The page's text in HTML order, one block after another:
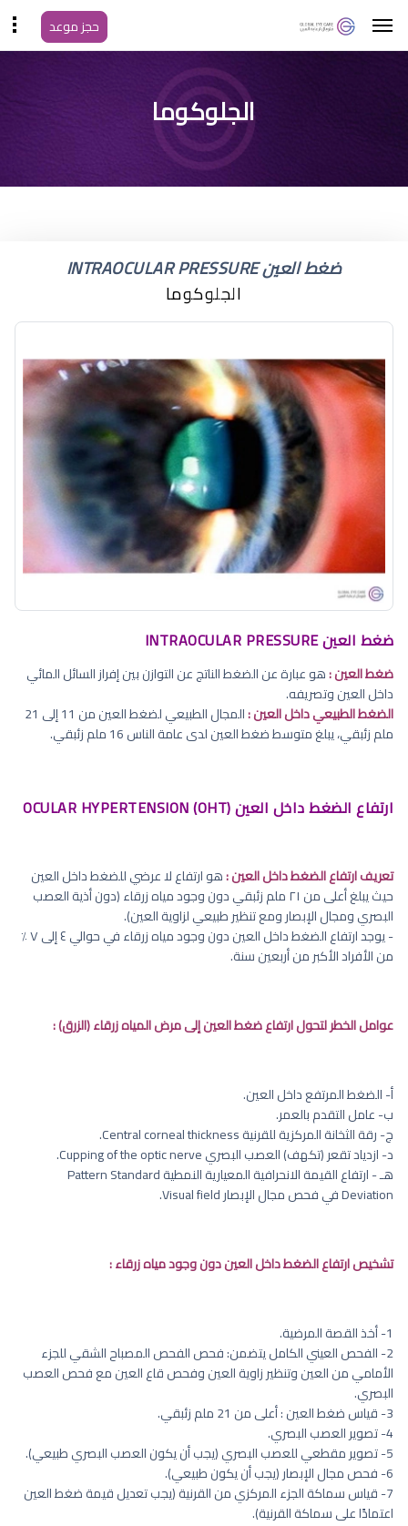
حجز موعد
الجلوكوما
ضغط العين INTRAOCULAR PRESSURE
الجلوكوما
ضغط العين INTRAOCULAR PRESSURE
ضغط العين :هو عبارة عن الضغط الناتج عن التوازن بين إفراز السائل المائي
داخل العين وتصريفه.
الضغط الطبيعي داخل العين :
المجال الطبيعي لضغط العين من 11 إلى 21
ملم زئبقي، يبلغ متوسط ضغط العين لدى عامة الناس 16 ملم زئبقي.
ارتفاع الضغط داخل العين OCULAR HYPERTENSION (OHT)
تعريف ارتفاع الضغط داخل العين :هو ارتفاع لا عرضي للضغط داخل العين
حيث يبلغ أعلى من ٢١ ملم زئبقي دون وجود مياه زرقاء (دون أذية العصب
البصري ومجال الإبصار ومع تنظير طبيعي لزاوية العين).
- يوجد ارتفاع الضغط داخل العين دون وجود مياه زرقاء في حوالي ٤ إلى ٧ ٪
من الأفراد الأكبر من أربعين سنة.
عوامل الخطر لتحول ارتفاع ضغط العين إلى مرض المياه زرقاء (الزرق) :
أ‌- الضغط المرتفع داخل العين.
ب‌- عامل التقدم بالعمر.
ج- رقة الثخانة المركزية للقرنية Central corneal thickness.
د- ازدياد تقعر (تكهف) العصب البصري Cupping of the optic nerve.
هـ - ارتفاع القيمة الانحرافية المعيارية النمطية Pattern Standard
Deviation في فحص مجال الإبصار Visual field.
تشخيص ارتفاع الضغط داخل العين دون وجود مياه زرقاء :
1- أخذ القصة المرضية.
2- الفحص العيني الكامل يتضمن: فحص الفحص المصباح الشقي للجزء
الأمامي من العين وتنظير زاوية العين وفحص قاع العين مع فحص العصب
البصري.
3- قياس ضغط العين : أعلى من 21 ملم زئبقي.
4- تصوير العصب البصري.
5- تصوير مقطعي للعصب البصري (يجب أن يكون العصب البصري طبيعي).
6- فحص مجال الإبصار (يجب أن يكون طبيعي).
7- قياس سماكة الجزء المركزي من القرنية (يجب تعديل قيمة ضغط العين
اعتمادًا على سماكة القرنية).